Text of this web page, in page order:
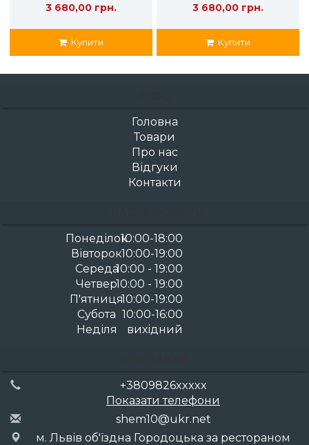
3 680,00 грн.
Купити
3 680,00 грн.
Купити
Головна
Товари
Про нас
Відгуки
Контакти
Понеділок10:00-18:00
Вівторок10:00-19:00
Середа10:00 - 19:00
Четвер10:00 - 19:00
П'ятниця10:00-19:00
Субота 10:00-16:00
Неділя
вихідний
+3809826xxxxx
Показати телефони
shem10@ukr.net
м. Львів об'їздна Городоцька за рестораном